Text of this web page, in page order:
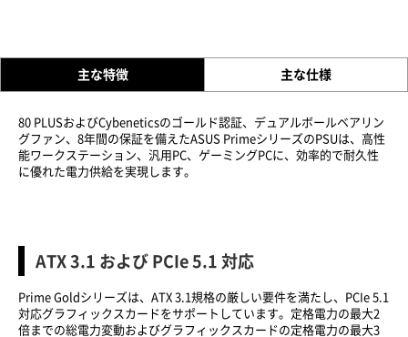
主な特徴 主な仕様
80 PLUSおよびCybeneticsのゴールド認証、デュアルボールベアリン
グファン、8年間の保証を備えたASUS PrimeシリーズのPSUは、高性
能ワークステーション、汎用PC、ゲーミングPCに、効率的で耐久性
に優れた電力供給を実現します。
ATX 3.1 および PCIe 5.1 対応
Prime Goldシリーズは、ATX 3.1規格の厳しい要件を満たし、PCIe 5.1
対応グラフィックスカードをサポートしています。定格電力の最大2
倍までの総電力変動およびグラフィックスカードの定格電力の最大3